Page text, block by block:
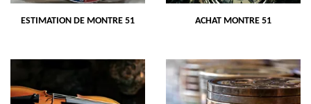
ESTIMATION DE MONTRE 51 ACHAT MONTRE 51